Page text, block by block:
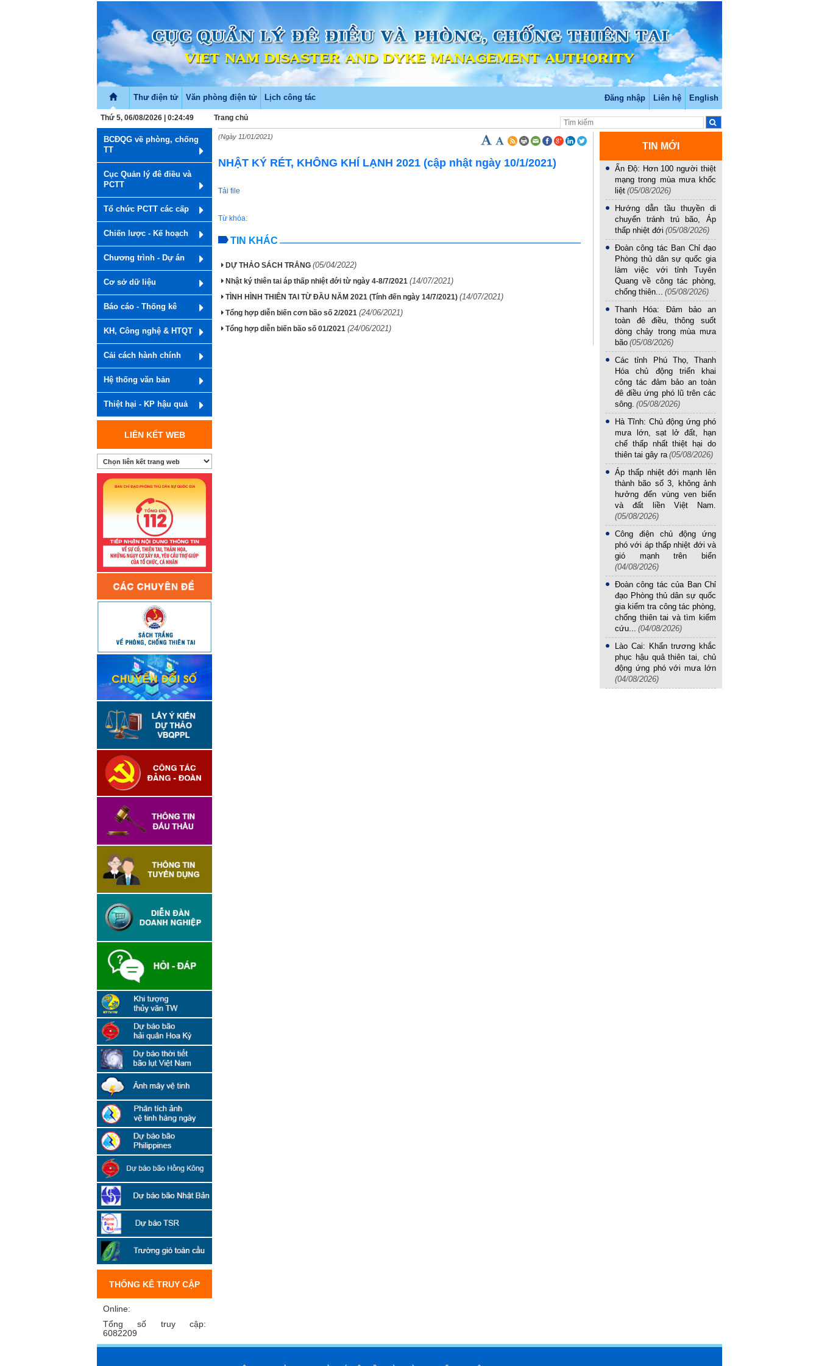
Thư điện tử Văn phòng điện tử Lịch công tác Đăng nhập Liên hệ English
Thứ 5, 06/08/2026 | 0:24:49 Trang chủ
BCĐQG về phòng, chống
TT
Cục Quản lý đê điều và
PCTT
Tổ chức PCTT các cấp
Chiến lược - Kế hoạch
Chương trình - Dự án
Cơ sở dữ liệu
Báo cáo - Thống kê
KH, Công nghệ & HTQT
Cải cách hành chính
Hệ thống văn bản
Thiệt hại - KP hậu quả
LIÊN KẾT WEB
THỐNG KÊ TRUY CẬP
Online:
Tổng số truy cập:
6082209
(Ngày 11/01/2021)
NHẬT KÝ RÉT, KHÔNG KHÍ LẠNH 2021 (cập nhật ngày 10/1/2021)
Tải file
Từ khóa:
TIN KHÁC
DỰ THẢO SÁCH TRẮNG(05/04/2022)
Nhật ký thiên tai áp thấp nhiệt đới từ ngày 4-8/7/2021(14/07/2021)
TÌNH HÌNH THIÊN TAI TỪ ĐẦU NĂM 2021 (Tính đến ngày 14/7/2021)(14/07/2021)
Tổng hợp diễn biến cơn bão số 2/2021(24/06/2021)
Tổng hợp diễn biến bão số 01/2021(24/06/2021)
TIN MỚI
Ấn Độ: Hơn 100 người thiệt
mạng trong mùa mưa khốc
liệt (05/08/2026)
Hướng dẫn tầu thuyền di
chuyển tránh trú bão, Áp
thấp nhiệt đới (05/08/2026)
Đoàn công tác Ban Chỉ đạo
Phòng thủ dân sự quốc gia
làm việc với tỉnh Tuyên
Quang về công tác phòng,
chống thiên... (05/08/2026)
Thanh Hóa: Đảm bảo an
toàn đê điều, thông suốt
dòng chảy trong mùa mưa
bão (05/08/2026)
Các tỉnh Phú Thọ, Thanh
Hóa chủ động triển khai
công tác đảm bảo an toàn
đê điều ứng phó lũ trên các
sông. (05/08/2026)
Hà Tĩnh: Chủ động ứng phó
mưa lớn, sạt lở đất, hạn
chế thấp nhất thiệt hại do
thiên tai gây ra (05/08/2026)
Áp thấp nhiệt đới mạnh lên
thành bão số 3, không ảnh
hưởng đến vùng ven biển
và đất liền Việt Nam.
(05/08/2026)
Công điện chủ động ứng
phó với áp thấp nhiệt đới và
gió mạnh trên biển
(04/08/2026)
Đoàn công tác của Ban Chỉ
đạo Phòng thủ dân sự quốc
gia kiểm tra công tác phòng,
chống thiên tai và tìm kiếm
cứu... (04/08/2026)
Lào Cai: Khẩn trương khắc
phục hậu quả thiên tai, chủ
động ứng phó với mưa lớn
(04/08/2026)